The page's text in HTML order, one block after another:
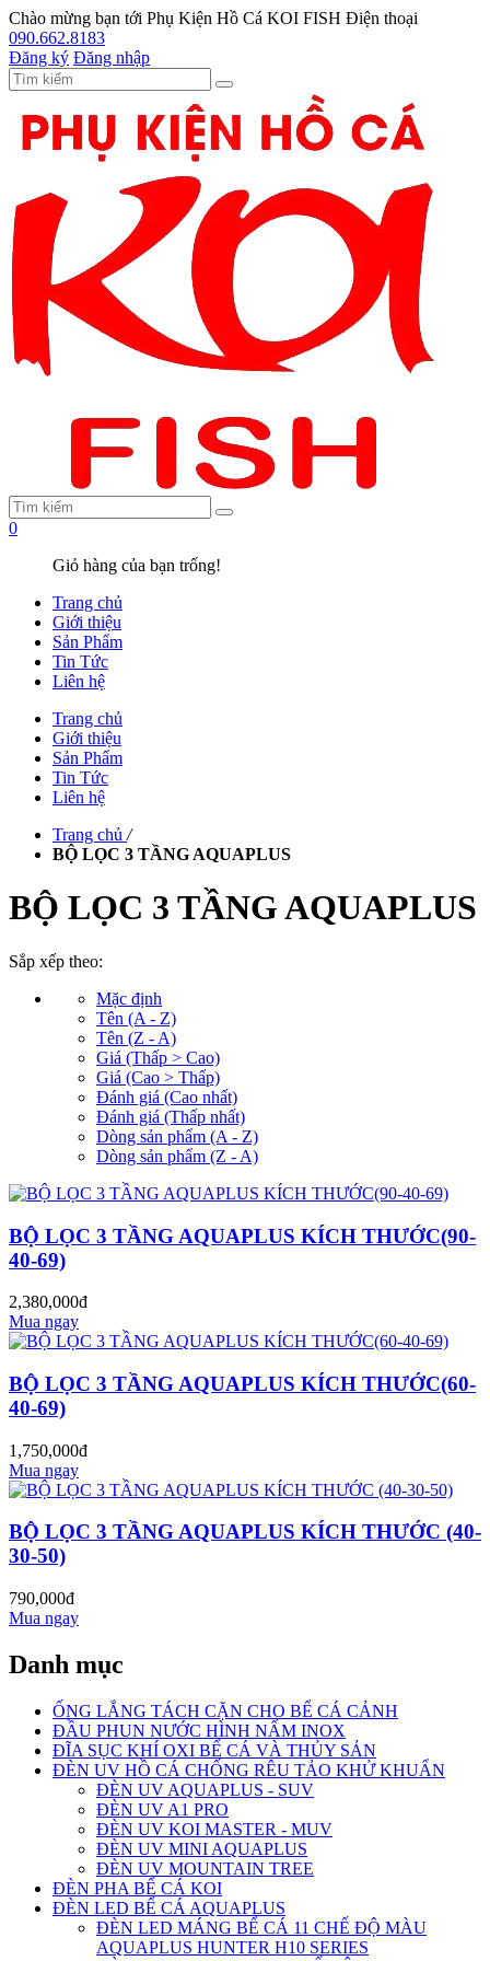
Chào mừng bạn tới Phụ Kiện Hồ Cá KOI FISH Điện thoại
090.662.8183
Đăng ký Đăng nhập
0
Giỏ hàng của bạn trống!
Trang chủ
Giới thiệu
Sản Phẩm
Tin Tức
Liên hệ
Trang chủ
Giới thiệu
Sản Phẩm
Tin Tức
Liên hệ
Trang chủ /
BỘ LỌC 3 TẦNG AQUAPLUS
BỘ LỌC 3 TẦNG AQUAPLUS
Sắp xếp theo:
Mặc định
Tên (A - Z)
Tên (Z - A)
Giá (Thấp > Cao)
Giá (Cao > Thấp)
Đánh giá (Cao nhất)
Đánh giá (Thấp nhất)
Dòng sản phẩm (A - Z)
Dòng sản phẩm (Z - A)
BỘ LỌC 3 TẦNG AQUAPLUS KÍCH THƯỚC(90-
40-69)
2,380,000đ
Mua ngay
BỘ LỌC 3 TẦNG AQUAPLUS KÍCH THƯỚC(60-
40-69)
1,750,000đ
Mua ngay
BỘ LỌC 3 TẦNG AQUAPLUS KÍCH THƯỚC (40-
30-50)
790,000đ
Mua ngay
Danh mục
ỐNG LẮNG TÁCH CẶN CHO BỂ CÁ CẢNH
ĐẦU PHUN NƯỚC HÌNH NẤM INOX
ĐĨA SỤC KHÍ OXI BỂ CÁ VÀ THỦY SẢN
ĐÈN UV HỒ CÁ CHỐNG RÊU TẢO KHỬ KHUẨN
ĐÈN UV AQUAPLUS - SUV
ĐÈN UV A1 PRO
ĐÈN UV KOI MASTER - MUV
ĐÈN UV MINI AQUAPLUS
ĐÈN UV MOUNTAIN TREE
ĐÈN PHA BỂ CÁ KOI
ĐÈN LED BỂ CÁ AQUAPLUS
ĐÈN LED MÁNG BỂ CÁ 11 CHẾ ĐỘ MÀU
AQUAPLUS HUNTER H10 SERIES